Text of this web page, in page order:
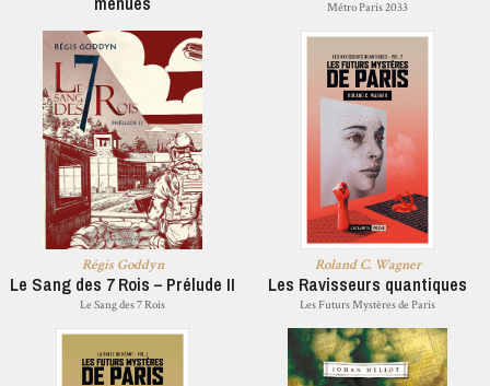
Métro Paris 2033
Régis Goddyn
Le Sang des 7 Rois – Prélude II
Le Sang des 7 Rois
Roland C. Wagner
Les Ravisseurs quantiques
Les Futurs Mystères de Paris